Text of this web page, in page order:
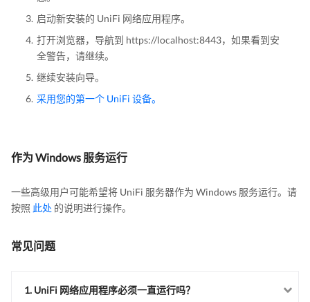
启动新安装的 UniFi 网络应用程序。
打开浏览器，导航到 https://localhost:8443，如果看到安
全警告，请继续。
继续安装向导。
采用您的第一个 UniFi 设备。
作为 Windows 服务运行
一些高级用户可能希望将 UniFi 服务器作为 Windows 服务运行。请
按照 此处 的说明进行操作。
常见问题
1. UniFi 网络应用程序必须一直运行吗？